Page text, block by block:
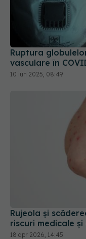
Ruptura
vasculare în
10 iun 2025, 08:49
Rujeola și
riscuri medicale
18 apr 2026, 14:45